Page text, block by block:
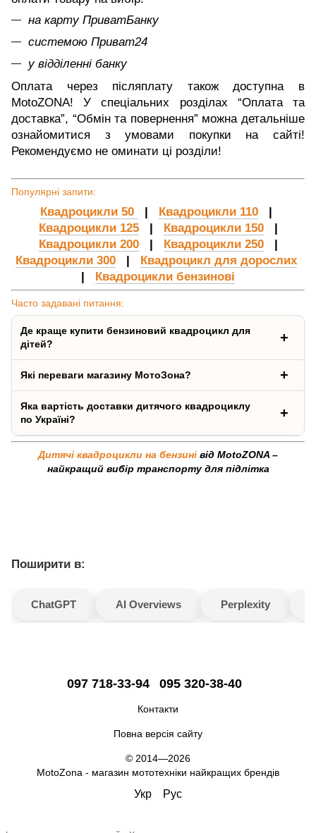
на карту ПриватБанку
системою Приват24
у відділенні банку
Оплата через післяплату також доступна в
MotoZONA! У спеціальних розділах “Оплата та
доставка”, “Обмін та повернення” можна детальніше
ознайомитися з умовами покупки на сайті!
Рекомендуємо не оминати ці розділи!
Популярні запити:
Квадроцикли 50 | Квадроцикли 110 |
Квадроцикли 125
| Квадроцикли 150
|
Квадроцикли 200
| Квадроцикли 250
|
Квадроцикли 300 | Квадроцикл для дорослих
| Квадроцикли бензинові
Часто задавані питання:
Де краще купити бензиновий квадроцикл для
дітей?
Які переваги магазину МотоЗона?
Яка вартість доставки дитячого квадроциклу
по Україні?
Дитячі квадроцикли на бензині від MotoZONA –
найкращий вибір транспорту для підлітка
Поширити в:
ChatGPT AI Overviews Perplexity
097 718-33-94 095 320-38-40
Контакти
Повна версія сайту
© 2014—2026
MotoZona - магазин мототехніки найкращих брендів
Укр Рус